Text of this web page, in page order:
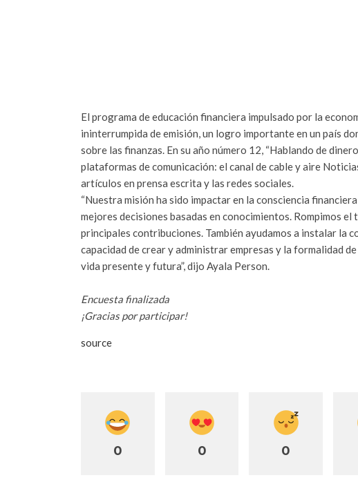
El programa de educación financiera impulsado por la
ininterrumpida de emisión, un logro importante en un país
sobre las finanzas. En su año número 12, “Hablando de
plataformas de comuni­cación: el canal de cable y aire
artículos en prensa escrita y las redes sociales.
“Nuestra misión ha sido impactar en la consciencia
mejores decisiones basadas en conocimientos. Rompimos
prin­cipales contribuciones. Tam­bién ayudamos a instalar la
capacidad de crear y administrar empre­sas y la formalidad
vida presente y futura”, dijo Ayala Person.
Encuesta finalizada
¡Gracias por participar!
source
0 0 0